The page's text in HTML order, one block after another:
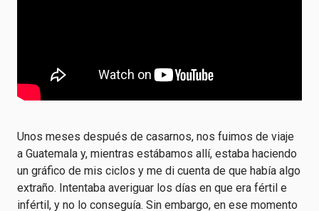
Unos meses después de casarnos, nos fuimos de viaje
a Guatemala y, mientras estábamos allí, estaba haciendo
un gráfico de mis ciclos y me di cuenta de que había algo
extraño. Intentaba averiguar los días en que era fértil e
infértil, y no lo conseguía. Sin embargo, en ese momento